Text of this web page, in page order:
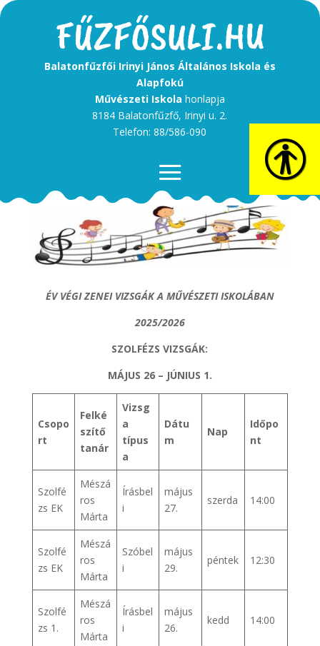
Balatonfűzfői Irinyi János Általános Iskola és
Alapfokú
Művészeti Iskola honlapja
8184 Balatonfűzfő, Irinyi u. 2.
Telefon: 88/586-090
ÉV VÉGI ZENEI VIZSGÁK A MŰVÉSZETI ISKOLÁBAN
2025/2026
SZOLFÉZS VIZSGÁK:
MÁJUS 26 – JÚNIUS 1.
Csopo
rt
Felké
szítő
tanár
Vizsg
a
típus
a
Dátu
m
Nap
Időpo
nt
Szolfé
zs EK
Mészá
ros
Márta
Írásbel
i
május
27.
szerda 14:00
Szolfé
zs EK
Mészá
ros
Márta
Szóbel
i
május
29.
péntek 12:30
Szolfé
zs 1.
Mészá
ros
Márta
Írásbel
i
május
26.
kedd 14:00